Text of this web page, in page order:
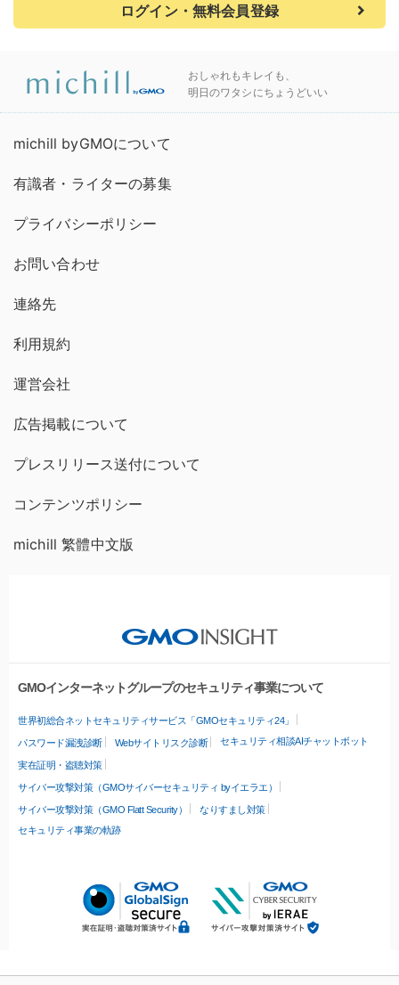
ログイン・無料会員登録
おしゃれもキレイも、
明日のワタシにちょうどいい
michill byGMOについて
有識者・ライターの募集
プライバシーポリシー
お問い合わせ
連絡先
利用規約
運営会社
広告掲載について
プレスリリース送付について
コンテンツポリシー
michill 繁體中文版
GMOインターネットグループのセキュリティ事業について
世界初総合ネットセキュリティサービス「GMOセキュリティ24」
パスワード漏洩診断 Webサイトリスク診断 セキュリティ相談AIチャットボット
実在証明・盗聴対策
サイバー攻撃対策（GMOサイバーセキュリティ byイエラエ）
サイバー攻撃対策（GMO Flatt Security）
なりすまし対策
セキュリティ事業の軌跡